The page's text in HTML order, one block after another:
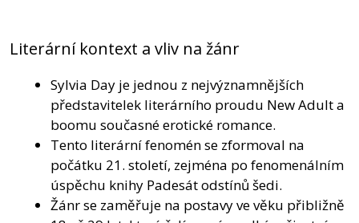
Literární kontext a vliv na žánr
Sylvia Day je jednou z nejvýznamnějších
představitelek literárního proudu New Adult a
boomu současné erotické romance.
Tento literární fenomén se zformoval na
počátku 21. století, zejména po fenomenálním
úspěchu knihy Padesát odstínů šedi.
Žánr se zaměřuje na postavy ve věku přibližně